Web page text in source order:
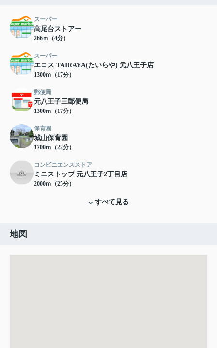
スーパー
高尾台ストアー
266ｍ（4分）
スーパー
エコス TAIRAYA(たいらや) 元八王子店
1300ｍ（17分）
郵便局
元八王子三郵便局
1300ｍ（17分）
保育園
城山保育園
1700ｍ（22分）
コンビニエンスストア
ミニストップ 元八王子2丁目店
2000ｍ（25分）
すべて見る
地図